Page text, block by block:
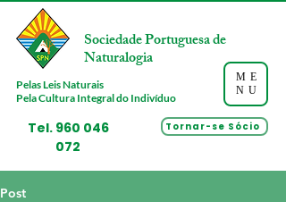
ME
NU
Tel. 960 046
072
Sociedade Portuguesa de
Naturalogia
Pelas Leis Naturais
Pela Cultura Integral do Indivíduo
Tornar-se Sócio
Post